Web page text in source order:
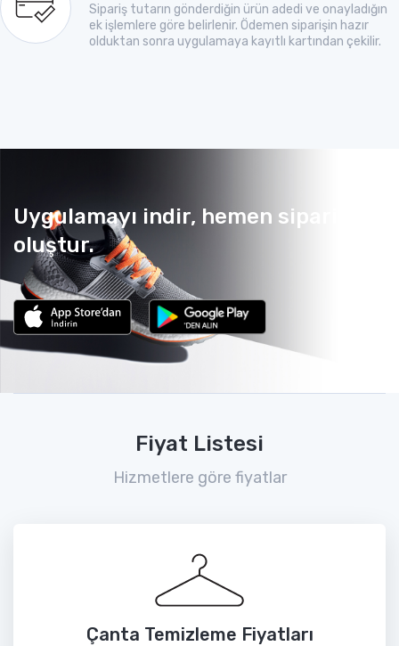
Sipariş tutarın gönderdiğin ürün adedi ve onayladığın
ek işlemlere göre belirlenir. Ödemen siparişin hazır
olduktan sonra uygulamaya kayıtlı kartından çekilir.
Uygulamayı indir, hemen sipariş
oluştur.
Fiyat Listesi
Hizmetlere göre fiyatlar
Çanta Temizleme Fiyatları